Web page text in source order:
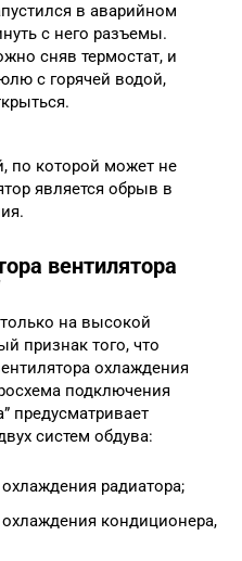
в аварийном
с него разъемы.
сняв термостат, и
с горячей водой,
по которой может не
является обрыв в
вентилятора
на высокой
признак того, что
охлаждения
подключения
предусматривает
систем обдува:
радиатора;
кондиционера,